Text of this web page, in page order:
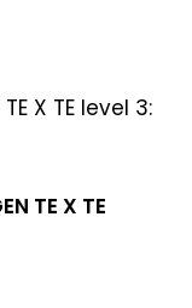
TE X TE